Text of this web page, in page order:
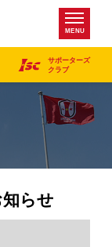
MENU
サポーターズ
クラブ
らせ